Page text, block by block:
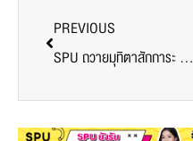
PREVIOUS
SPU ถวายมุทิตาสักการะ พระพรหมบัณฑิต (อายุวัฒน์ (๖๘ ปี) วัดประยุรวงศาวาสวรวิหาร